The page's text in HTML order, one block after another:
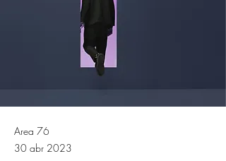
Area 76
30 abr 2023